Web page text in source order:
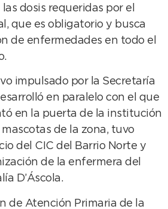
dosis requeridas por el
que es obligatorio y busca
de enfermedades en todo el
impulsado por la Secretaría
en paralelo con el que
en la puerta de la institución
de la zona, tuvo
del CIC del Barrio Norte y
de la enfermera del
D’Áscola.
de Atención Primaria de la